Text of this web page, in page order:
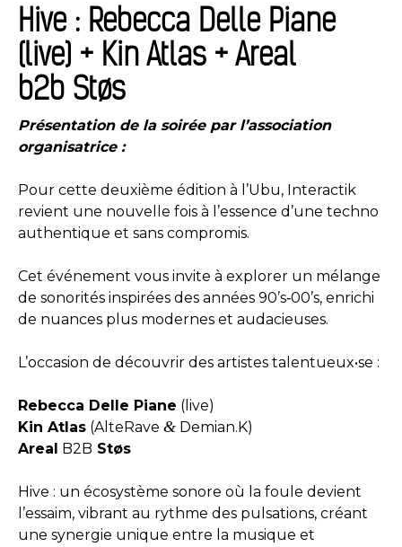
Hive : Rebecca Delle Piane
(live) + Kin Atlas + Areal
b2b Støs
Présentation de la soirée par l’association
organisatrice :
Pour cette deuxième édition à l’Ubu, Interactik
revient une nouvelle fois à l’essence d’une techno
authentique et sans compromis.
Cet événement vous invite à explorer un mélange
de sonorités inspirées des années 90’s‑00’s, enrichi
de nuances plus modernes et audacieuses.
L’occasion de découvrir des artistes talentueux•se :
Rebecca Delle Piane (live)
Kin Atlas (AlteRave & Demian.K)
Areal B2B Støs
Hive : un écosystème sonore où la foule devient
l’essaim, vibrant au rythme des pulsations, créant
une synergie unique entre la musique et